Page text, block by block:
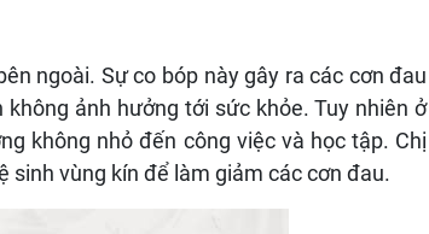
ngoài. Sự co bóp này gây ra các cơn đau
ảnh hưởng tới sức khỏe. Tuy nhiên ở
không nhỏ đến công việc và học tập. Chị
sinh vùng kín để làm giảm các cơn đau.